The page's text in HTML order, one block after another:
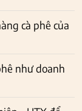
cà phê của
như doanh